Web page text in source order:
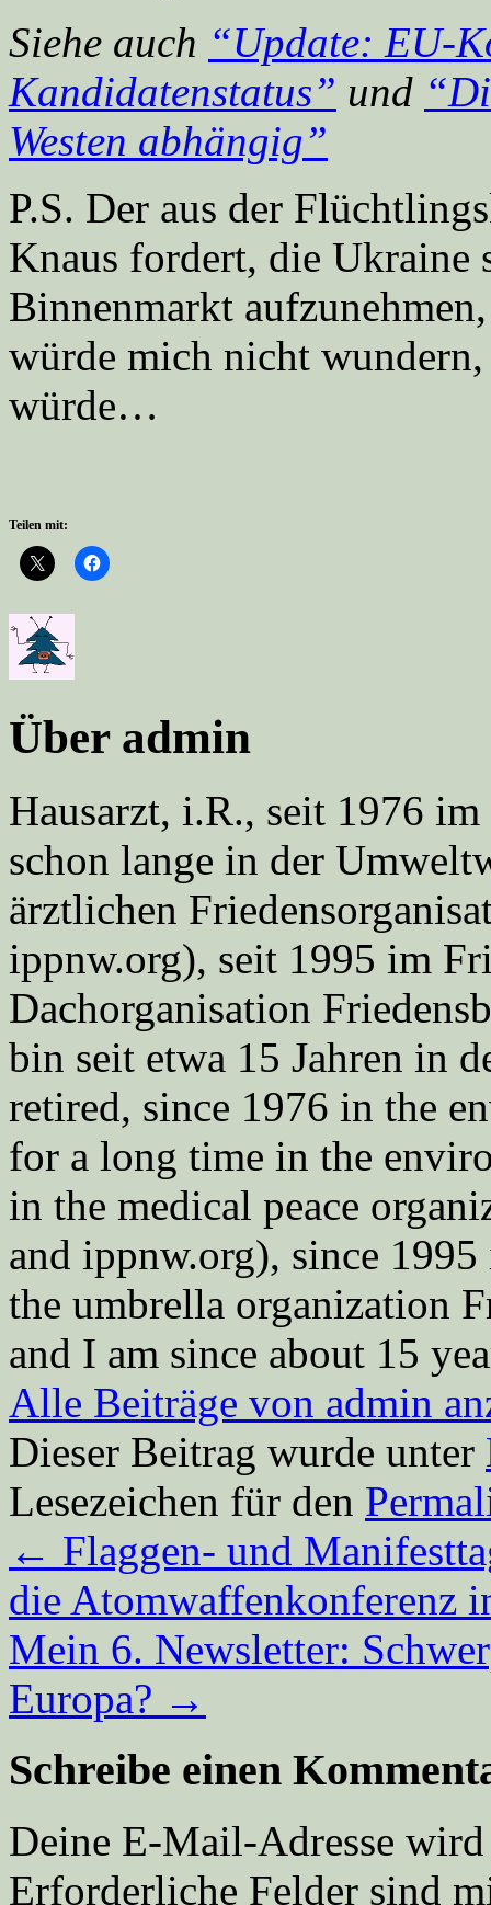
Siehe auch “Update: EU-
Kandidatenstatus” und
Westen abhängig”
P.S. Der aus der
Knaus fordert, die Ukraine
Binnenmarkt
würde mich nicht
würde…
Teilen mit:
Über admin
Hausarzt, i.R., seit 1976
schon lange in der
ärztlichen
ippnw.org), seit 1995 im
Dachorganisation
bin seit etwa 15 Jahren in
retired, since 1976 in the
for a long time in the
in the medical peace
and ippnw.org), since
the umbrella organization
and I am since about 15
Alle Beiträge von admin
Dieser Beitrag wurde unter
Lesezeichen für den
← Flaggen- und
die Atomwaffenkonferenz
Mein 6. Newsletter:
Europa? →
Schreibe einen
Deine E-Mail-Adresse
Erforderliche Felder sind